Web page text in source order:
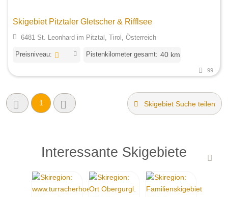
Skigebiet Pitztaler Gletscher & Rifflsee
6481 St. Leonhard im Pitztal, Tirol, Österreich
Preisniveau: Pistenkilometer gesamt: 40 km
99
1 Skigebiet Suche teilen
Interessante Skigebiete